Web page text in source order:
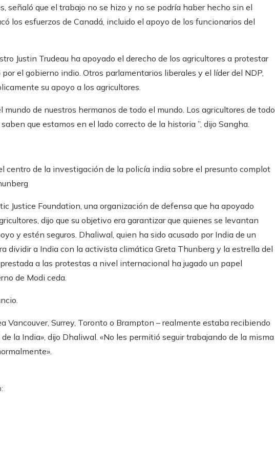
señaló que el trabajo no se hizo y no se podría haber hecho sin el
los esfuerzos de Canadá, incluido el apoyo de los funcionarios del
Justin Trudeau ha apoyado el derecho de los agricultores a protestar
el gobierno indio. Otros parlamentarios liberales y el líder del NDP,
su apoyo a los agricultores.
de nuestros hermanos de todo el mundo. Los agricultores de todo
que estamos en el lado correcto de la historia ”, dijo Sangha.
centro de la investigación de la policía india sobre el presunto complot
Justice Foundation, una organización de defensa que ha apoyado
dijo que su objetivo era garantizar que quienes se levantan
y estén seguros. Dhaliwal, quien ha sido acusado por India de un
dividir a India con la activista climática Greta Thunberg y la estrella del
a las protestas a nivel internacional ha jugado un papel
de Modi ceda.
Vancouver, Surrey, Toronto o Brampton – realmente estaba recibiendo
la India», dijo Dhaliwal. «No les permitió seguir trabajando de la misma